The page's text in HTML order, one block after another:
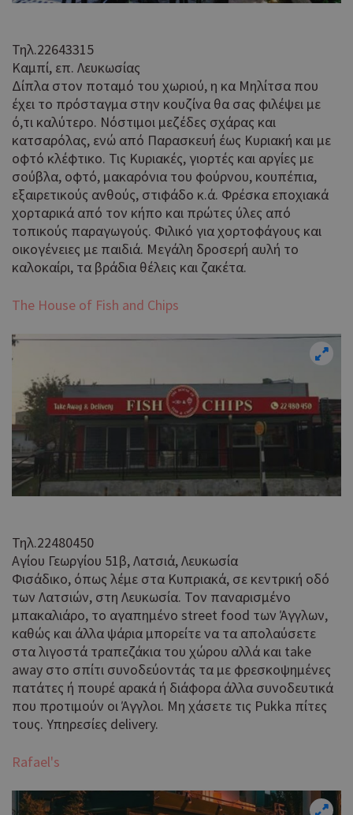
Τηλ.22643315
Καμπί, επ. Λευκωσίας
Δίπλα στον ποταμό του χωριού, η κα Μηλίτσα που
έχει το πρόσταγμα στην κουζίνα θα σας φιλέψει με
ό,τι καλύτερο. Νόστιμοι μεζέδες σχάρας και
κατσαρόλας, ενώ από Παρασκευή έως Κυριακή και με
οφτό κλέφτικο. Τις Κυριακές, γιορτές και αργίες με
σούβλα, οφτό, μακαρόνια του φούρνου, κουπέπια,
εξαιρετικούς ανθούς, στιφάδο κ.ά. Φρέσκα εποχιακά
χορταρικά από τον κήπο και πρώτες ύλες από
τοπικούς παραγωγούς. Φιλικό για χορτοφάγους και
οικογένειες με παιδιά. Μεγάλη δροσερή αυλή το
καλοκαίρι, τα βράδια θέλεις και ζακέτα.
The House of Fish and Chips
Τηλ.22480450
Αγίου Γεωργίου 51β, Λατσιά, Λευκωσία
Φισάδικο, όπως λέμε στα Κυπριακά, σε κεντρική οδό
των Λατσιών, στη Λευκωσία. Τον παναρισμένο
μπακαλιάρο, τo αγαπημένο street food των Άγγλων,
καθώς και άλλα ψάρια μπορείτε να τα απολαύσετε
στα λιγοστά τραπεζάκια του χώρου αλλά και take
away στο σπίτι συνοδεύοντάς τα με φρεσκοψημένες
πατάτες ή πουρέ αρακά ή διάφορα άλλα συνοδευτικά
που προτιμούν οι Άγγλοι. Μη χάσετε τις Pukka πίτες
τους. Υπηρεσίες delivery.
Rafael's